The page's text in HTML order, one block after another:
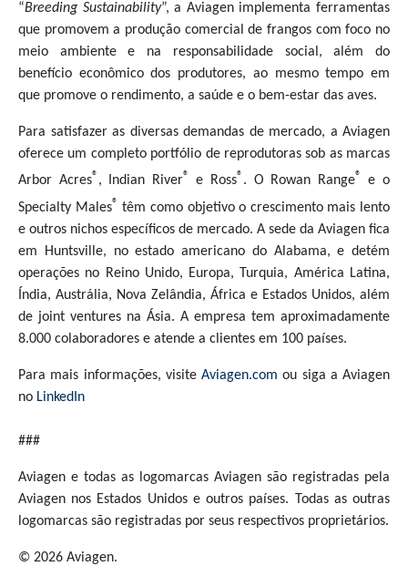
“Breeding Sustainability”, a Aviagen implementa ferramentas
que promovem a produção comercial de frangos com foco no
meio ambiente e na responsabilidade social, além do
benefício econômico dos produtores, ao mesmo tempo em
que promove o rendimento, a saúde e o bem-estar das aves.
Para satisfazer as diversas demandas de mercado, a Aviagen
oferece um completo portfólio de reprodutoras sob as marcas
Arbor Acres® , Indian River® e Ross® . O Rowan Range®
e o
Specialty Males® têm como objetivo o crescimento mais lento
e outros nichos específicos de mercado. A sede da Aviagen fica
em Huntsville, no estado americano do Alabama, e detém
operações no Reino Unido, Europa, Turquia, América Latina,
Índia, Austrália, Nova Zelândia, África e Estados Unidos, além
de joint ventures na Ásia. A empresa tem aproximadamente
8.000 colaboradores e atende a clientes em 100 países.
Para mais informações, visite Aviagen.com ou siga a Aviagen
no LinkedIn
###
Aviagen e todas as logomarcas Aviagen são registradas pela
Aviagen nos Estados Unidos e outros países. Todas as outras
logomarcas são registradas por seus respectivos proprietários.
© 2026 Aviagen.